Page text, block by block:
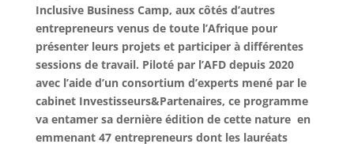
Inclusive Business Camp, aux côtés d’autres
entrepreneurs venus de toute l’Afrique pour
présenter leurs projets et participer à différentes
sessions de travail. Piloté par l’AFD depuis 2020
avec l’aide d’un consortium d’experts mené par le
cabinet Investisseurs&Partenaires, ce programme
va entamer sa dernière édition de cette nature en
emmenant 47 entrepreneurs dont les lauréats